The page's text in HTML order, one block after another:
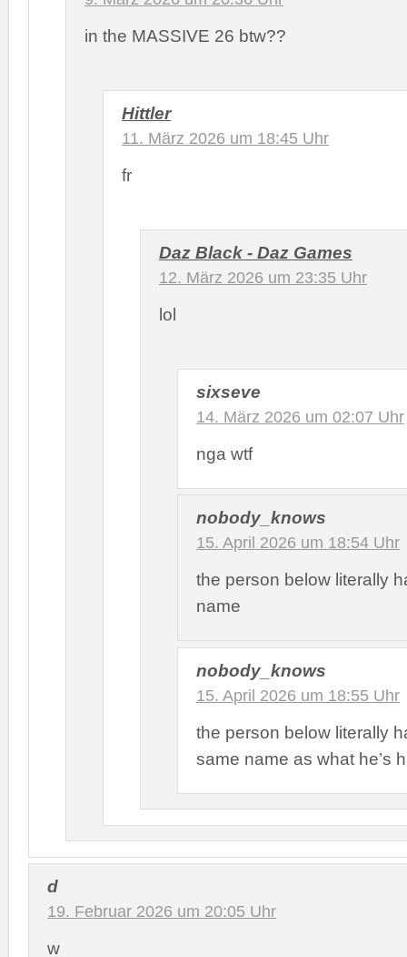
in the MASSIVE 26 btw??
Hittler
11. März 2026 um 18:45 Uhr
fr
Daz Black - Daz Games
12. März 2026 um 23:35 Uhr
lol
sixseve
14. März 2026 um 02:07 Uhr
nga wtf
nobody_knows
15. April 2026 um 18:54 Uhr
the person below literally
name
nobody_knows
15. April 2026 um 18:55 Uhr
the person below literally
same name as what he’s
d
19. Februar 2026 um 20:05 Uhr
w